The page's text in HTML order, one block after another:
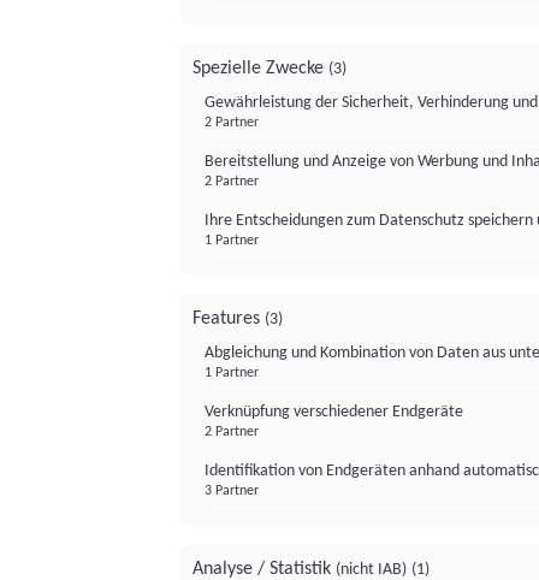
Spezielle Zwecke (3)
Gewährleistung der Sicherheit, Verhinderung
2 Partner
Bereitstellung und Anzeige von Werbung und
2 Partner
Ihre Entscheidungen zum Datenschutz
1 Partner
Features (3)
Abgleichung und Kombination von Daten aus
1 Partner
Verknüpfung verschiedener Endgeräte
2 Partner
Identifikation von Endgeräten anhand
3 Partner
Analyse / Statistik (nicht IAB) (1)